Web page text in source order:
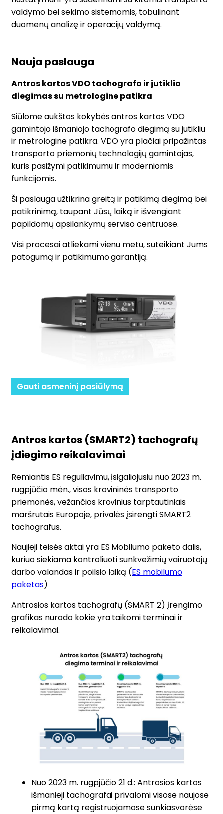
valdymo bei sekimo sistemomis, tobulinant
duomenų analizę ir operacijų valdymą.
Nauja paslauga
Antros kartos VDO tachografo ir jutiklio
diegimas su metrologine patikra
Siūlome aukštos kokybės antros kartos VDO
gamintojo išmaniojo tachografo diegimą su jutikliu
ir metrologine patikra. VDO yra plačiai pripažintas
transporto priemonių technologijų gamintojas,
kuris pasižymi patikimumu ir moderniomis
funkcijomis.
Ši paslauga užtikrina greitą ir patikimą diegimą bei
patikrinimą, taupant Jūsų laiką ir išvengiant
papildomų apsilankymų serviso centruose.
Visi procesai atliekami vienu metu, suteikiant Jums
patogumą ir patikimumo garantiją.
Gauti asmeninį pasiūlymą
Antros kartos (SMART2) tachografų
įdiegimo reikalavimai
Remiantis ES reguliavimu, įsigaliojusiu nuo 2023 m.
rugpjūčio mėn., visos krovininės transporto
priemonės, vežančios krovinius tarptautiniais
maršrutais Europoje, privalės įsirengti SMART2
tachografus.
Naujieji teisės aktai yra ES Mobilumo paketo dalis,
kuriuo siekiama kontroliuoti sunkvežimių vairuotojų
darbo valandas ir poilsio laiką (ES mobilumo
paketas)
Antrosios kartos tachografų (SMART 2) įrengimo
grafikas nurodo kokie yra taikomi terminai ir
reikalavimai.
Nuo 2023 m. rugpjūčio 21 d.: Antrosios kartos
išmanieji tachografai privalomi visose naujose
pirmą kartą registruojamose sunkiasvorėse